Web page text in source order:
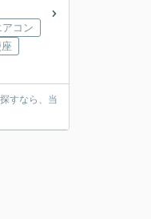
アコン
すなら、当